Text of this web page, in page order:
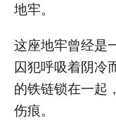
地牢。
这座地牢曾经是
囚犯呼吸着阴冷
的铁链锁在一起
伤痕。